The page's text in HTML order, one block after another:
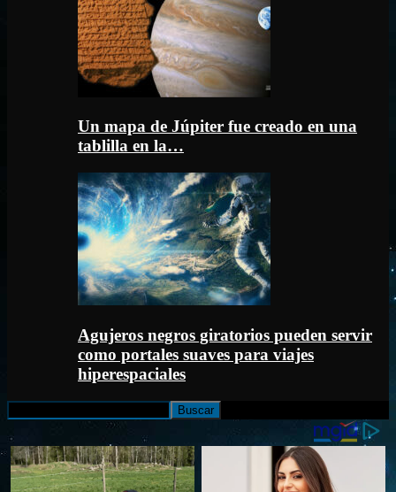
Un mapa de Júpiter fue creado en una
tablilla en la…
Agujeros negros giratorios pueden servir
como portales suaves para viajes
hiperespaciales